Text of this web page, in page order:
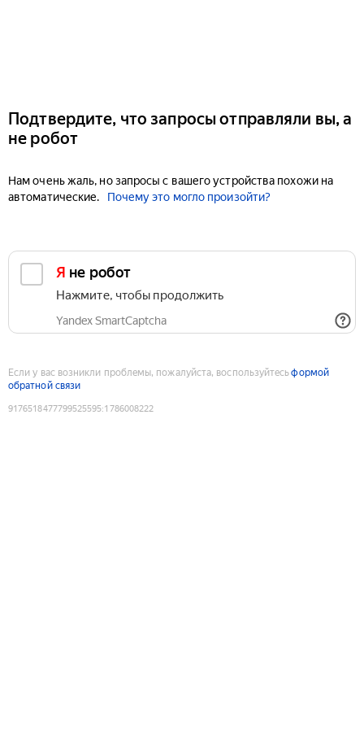
Подтвердите, что запросы отправляли вы, а
не робот
Нам очень жаль, но запросы с вашего устройства похожи на
автоматические.
Почему это могло произойти?
Я не робот
Нажмите, чтобы продолжить
Yandex SmartCaptcha
Если у вас возникли проблемы, пожалуйста, воспользуйтесьформой
обратной связи
9176518477799525595:1786008222